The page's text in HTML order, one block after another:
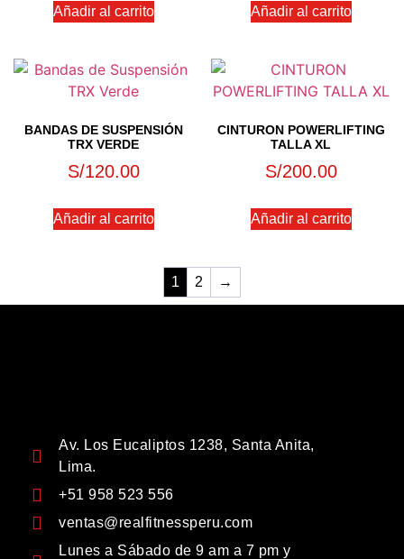
Añadir al carrito Añadir al carrito
BANDAS DE SUSPENSIÓN
TRX VERDE
S/120.00
Añadir al carrito
CINTURON POWERLIFTING
TALLA XL
S/200.00
Añadir al carrito
1 2 →
Av. Los Eucaliptos 1238, Santa Anita,
Lima.
+51 958 523 556
ventas@realfitnessperu.com
Lunes a Sábado de 9 am a 7 pm y